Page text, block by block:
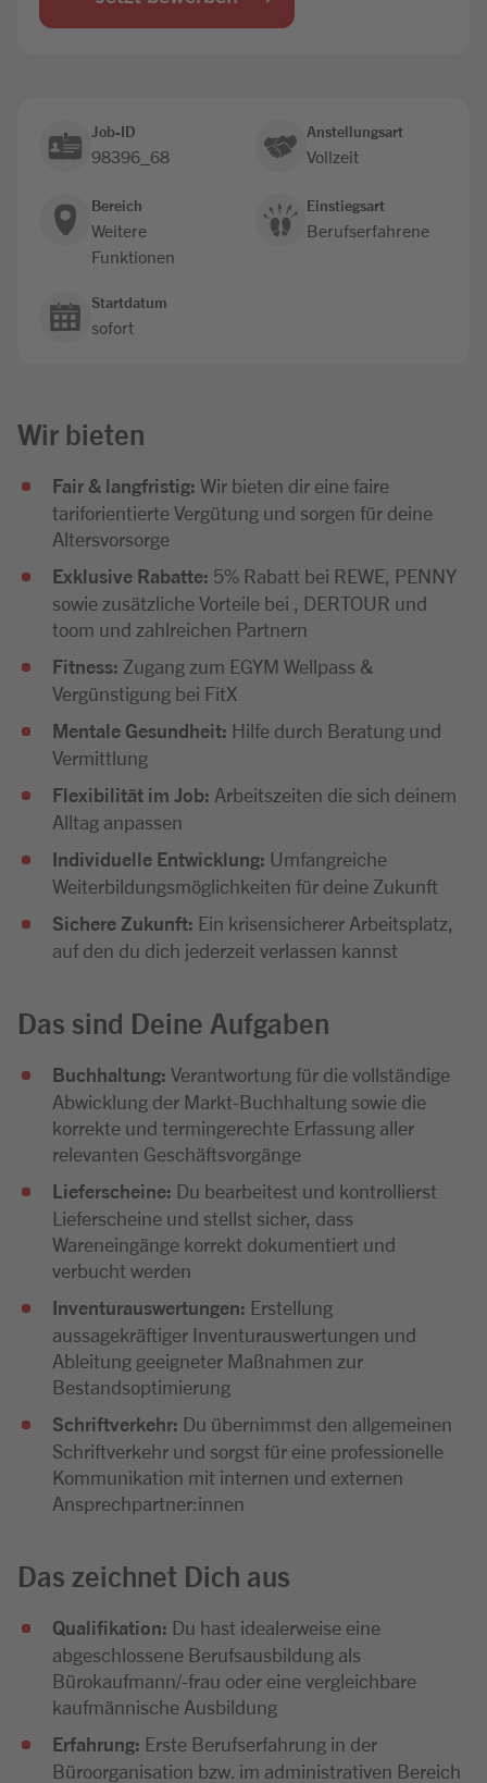
Jobbörse
Job-ID
98396_68
Anstellungsart
Vollzeit
Bereich
Weitere
Funktionen
Einstiegsart
Berufserfahrene
Startdatum
sofort
Wir bieten
Fair & langfristig: Wir bieten dir eine faire
tariforientierte Vergütung und sorgen für deine
Altersvorsorge
Exklusive Rabatte: 5% Rabatt bei REWE, PENNY
sowie zusätzliche Vorteile bei , DERTOUR und
toom und zahlreichen Partnern
Fitness: Zugang zum EGYM Wellpass &
Vergünstigung bei FitX
Mentale Gesundheit: Hilfe durch Beratung und
Vermittlung
Flexibilität im Job: Arbeitszeiten die sich deinem
Alltag anpassen
Individuelle Entwicklung: Umfangreiche
Weiterbildungsmöglichkeiten für deine Zukunft
Sichere Zukunft: Ein krisensicherer Arbeitsplatz,
auf den du dich jederzeit verlassen kannst
Das sind Deine Aufgaben
Buchhaltung: Verantwortung für die vollständige
Abwicklung der Markt-Buchhaltung sowie die
korrekte und termingerechte Erfassung aller
relevanten Geschäftsvorgänge
Lieferscheine: Du bearbeitest und kontrollierst
Lieferscheine und stellst sicher, dass
Wareneingänge korrekt dokumentiert und
verbucht werden
Inventurauswertungen: Erstellung
aussagekräftiger Inventurauswertungen und
Ableitung geeigneter Maßnahmen zur
Bestandsoptimierung
Schriftverkehr: Du übernimmst den allgemeinen
Schriftverkehr und sorgst für eine professionelle
Kommunikation mit internen und externen
Ansprechpartner:innen
Das zeichnet Dich aus
Qualifikation: Du hast idealerweise eine
abgeschlossene Berufsausbildung als
Bürokaufmann/-frau oder eine vergleichbare
kaufmännische Ausbildung
Erfahrung: Erste Berufserfahrung in der
Büroorganisation bzw. im administrativen Bereich